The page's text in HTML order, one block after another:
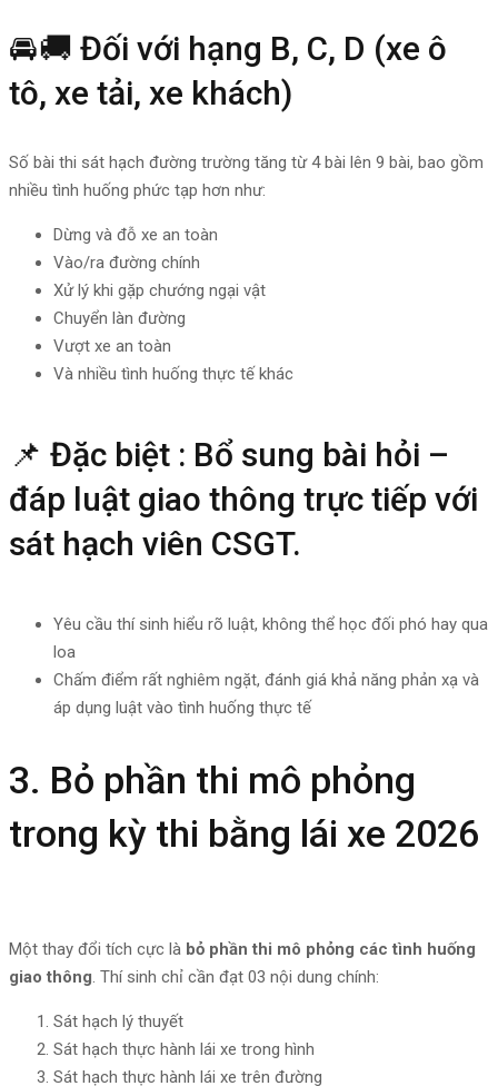
🚘🚚 Đối với hạng B, C, D (xe ô
tô, xe tải, xe khách)
Số bài thi sát hạch đường trường tăng từ 4 bài lên 9 bài, bao gồm
nhiều tình huống phức tạp hơn như:
Dừng và đỗ xe an toàn
Vào/ra đường chính
Xử lý khi gặp chướng ngại vật
Chuyển làn đường
Vượt xe an toàn
Và nhiều tình huống thực tế khác
📌 Đặc biệt : Bổ sung bài hỏi –
đáp luật giao thông trực tiếp với
sát hạch viên CSGT.
Yêu cầu thí sinh hiểu rõ luật, không thể học đối phó hay qua
loa
Chấm điểm rất nghiêm ngặt, đánh giá khả năng phản xạ và
áp dụng luật vào tình huống thực tế
3. Bỏ phần thi mô phỏng
trong kỳ thi bằng lái xe 2026
Một thay đổi tích cực là bỏ phần thi mô phỏng các tình huống
giao thông. Thí sinh chỉ cần đạt 03 nội dung chính:
Sát hạch lý thuyết
Sát hạch thực hành lái xe trong hình
Sát hạch thực hành lái xe trên đường